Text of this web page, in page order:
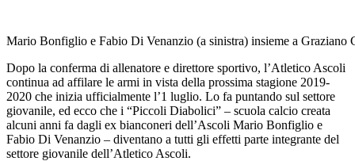
Mario Bonfiglio e Fabio Di Venanzio (a sinistra) insieme a
Dopo la conferma di allenatore e direttore sportivo, l’Atletico Ascoli
continua ad affilare le armi in vista della prossima stagione 2019-
2020 che inizia ufficialmente l’1 luglio. Lo fa puntando sul settore
giovanile, ed ecco che i “Piccoli Diabolici” – scuola calcio creata
alcuni anni fa dagli ex bianconeri dell’Ascoli Mario Bonfiglio e
Fabio Di Venanzio – diventano a tutti gli effetti parte integrante del
settore giovanile dell’Atletico Ascoli.